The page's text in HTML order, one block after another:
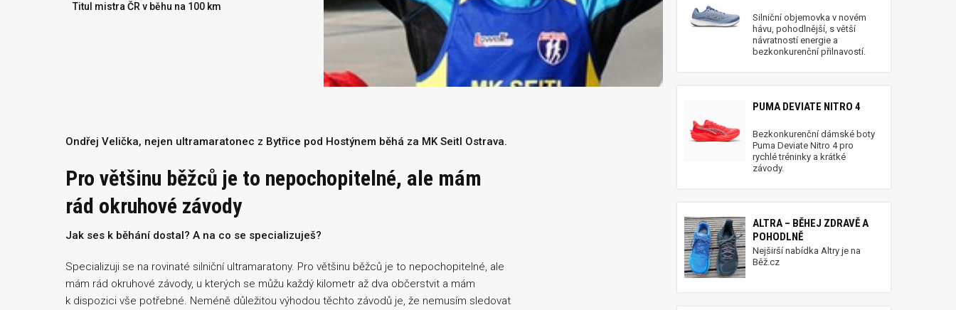
Titul mistra ČR v běhu na 100 km
Ondřej Velička, nejen ultramaratonec z Bytřice pod Hostýnem běhá za MK Seitl Ostrava.
Pro většinu běžců je to nepochopitelné, ale mám
rád okruhové závody
Jak ses k běhání dostal? A na co se specializuješ?
Specializuji se na rovinaté silniční ultramaratony. Pro většinu běžců je to nepochopitelné, ale
mám rád okruhové závody, u kterých se můžu každý kilometr až dva občerstvit a mám
k dispozici vše potřebné. Neméně důležitou výhodou těchto závodů je, že nemusím sledovat
Silniční objemovka v novém
hávu, pohodlnější, s větší
návratností energie a
bezkonkurenční přilnavostí.
PUMA DEVIATE NITRO 4
Bezkonkurenční dámské boty
Puma Deviate Nitro 4 pro
rychlé tréninky a krátké
závody.
ALTRA – BĚHEJ ZDRAVĚ A
POHODLNĚ
Nejširší nabídka Altry je na
Běž.cz